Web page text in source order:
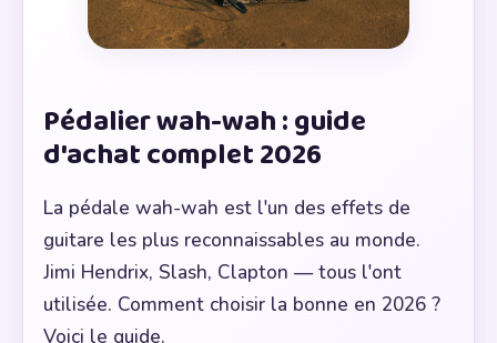
Pédalier wah-wah : guide
d'achat complet 2026
La pédale wah-wah est l'un des effets de
guitare les plus reconnaissables au monde.
Jimi Hendrix, Slash, Clapton — tous l'ont
utilisée. Comment choisir la bonne en 2026 ?
Voici le guide.